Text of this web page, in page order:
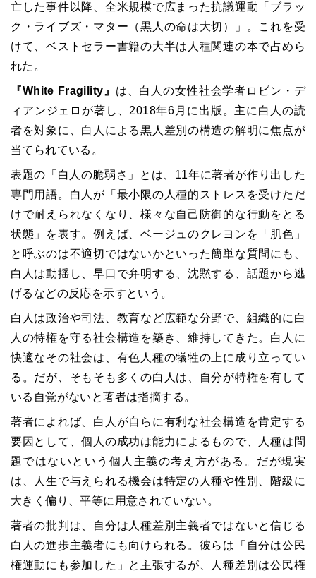
亡した事件以降、全米規模で広まった抗議運動「ブラッ
ク・ライブズ・マター（黒人の命は大切）」。これを受
けて、ベストセラー書籍の大半は人種関連の本で占めら
れた。
『White Fragility』 は、白人の女性社会学者ロビン・デ
ィアンジェロが著し、2018年6月に出版。主に白人の読
者を対象に、白人による黒人差別の構造の解明に焦点が
当てられている。
表題の「白人の脆弱さ」とは、11年に著者が作り出した
専門用語。白人が「最小限の人種的ストレスを受けただ
けで耐えられなくなり、様々な自己防御的な行動をとる
状態」を表す。例えば、ベージュのクレヨンを「肌色」
と呼ぶのは不適切ではないかといった簡単な質問にも、
白人は動揺し、早口で弁明する、沈黙する、話題から逃
げるなどの反応を示すという。
白人は政治や司法、教育など広範な分野で、組織的に白
人の特権を守る社会構造を築き、維持してきた。白人に
快適なその社会は、有色人種の犠牲の上に成り立ってい
る。だが、そもそも多くの白人は、自分が特権を有して
いる自覚がないと著者は指摘する。
著者によれば、白人が自らに有利な社会構造を肯定する
要因として、個人の成功は能力によるもので、人種は問
題ではないという個人主義の考え方がある。だが現実
は、人生で与えられる機会は特定の人種や性別、階級に
大きく偏り、平等に用意されていない。
著者の批判は、自分は人種差別主義者ではないと信じる
白人の進歩主義者にも向けられる。彼らは「自分は公民
権運動にも参加した」と主張するが、人種差別は公民権